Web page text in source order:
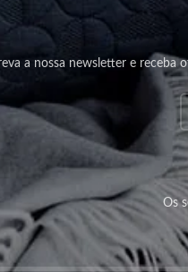
a nossa newsletter e receba
Os